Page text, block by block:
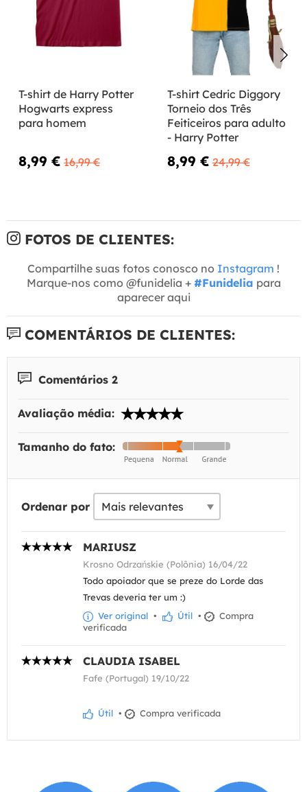
T-shirt de Harry Potter
Hogwarts express
para homem
8,99 € 16,99 €
T-shirt Cedric Diggory
Torneio dos Três
Feiticeiros para adulto
- Harry Potter
8,99 € 24,99 €
FOTOS DE CLIENTES:
Compartilhe suas fotos conosco no Instagram !
Marque-nos como @funidelia + #Funidelia para
aparecer aqui
COMENTÁRIOS DE CLIENTES:
Comentários 2
Avaliação média:
Tamanho do fato:
Ordenar por
MARIUSZ
Krosno Odrzańskie (Polônia) 16/04/22
Todo apoiador que se preze do Lorde das
Trevas deveria ter um :)
Ver original • Útil •
Compra
verificada
CLAUDIA ISABEL
Fafe (Portugal) 19/10/22
Útil • Compra verificada